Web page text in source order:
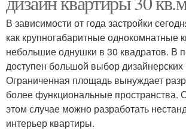
В зависимости от года застройки
как крупногабаритные однокомнатные
небольшие однушки в 30 квадратов. В
доступен большой выбор
Ограниченная площадь вынуждает
более функциональные пространства.
этом случае можно разработать
интерьер квартиры.